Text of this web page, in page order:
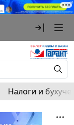
Налоги и